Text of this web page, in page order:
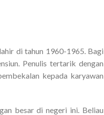
di tahun 1960-1965. Bagi
Penulis tertarik dengan
kepada karyawan
besar di negeri ini. Beliau